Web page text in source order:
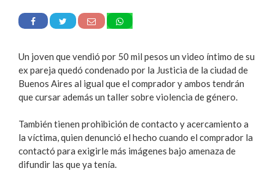
Un joven que vendió por 50 mil pesos un video íntimo de su
ex pareja quedó condenado por la Justicia de la ciudad de
Buenos Aires al igual que el comprador y ambos tendrán
que cursar además un taller sobre violencia de género.
También tienen prohibición de contacto y acercamiento a
la víctima, quien denunció el hecho cuando el comprador la
contactó para exigirle más imágenes bajo amenaza de
difundir las que ya tenía.